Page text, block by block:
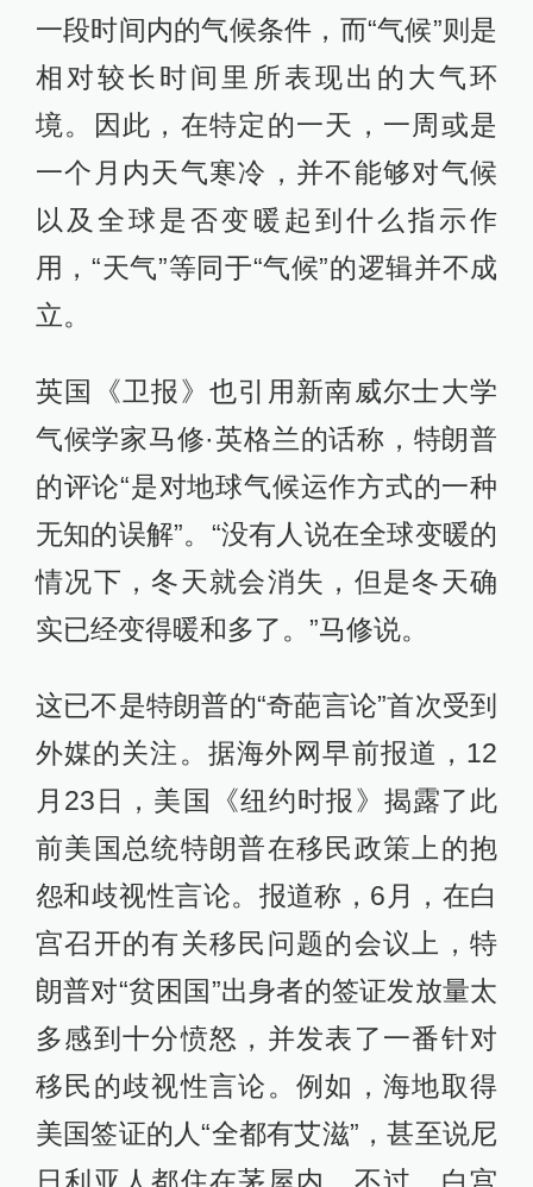
一段时间内的气候条件，而“气候”则是
相对较长时间里所表现出的大气环
境。因此，在特定的一天，一周或是
一个月内天气寒冷，并不能够对气候
以及全球是否变暖起到什么指示作
用，“天气”等同于“气候”的逻辑并不成
立。
英国《卫报》也引用新南威尔士大学
气候学家马修·英格兰的话称，特朗普
的评论“是对地球气候运作方式的一种
无知的误解”。“没有人说在全球变暖的
情况下，冬天就会消失，但是冬天确
实已经变得暖和多了。”马修说。
这已不是特朗普的“奇葩言论”首次受到
外媒的关注。据海外网早前报道，12
月23日，美国《纽约时报》揭露了此
前美国总统特朗普在移民政策上的抱
怨和歧视性言论。报道称，6月，在白
宫召开的有关移民问题的会议上，特
朗普对“贫困国”出身者的签证发放量太
多感到十分愤怒，并发表了一番针对
移民的歧视性言论。例如，海地取得
美国签证的人“全都有艾滋”，甚至说尼